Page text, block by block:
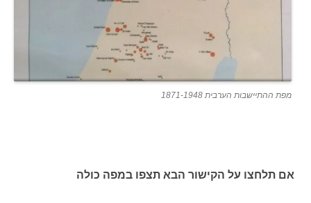
מפת ההתיישבות הערבית 1871-1948
אם תלחצו על הקישור הבא תצפו במפה כולה